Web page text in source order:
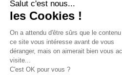
Mentions